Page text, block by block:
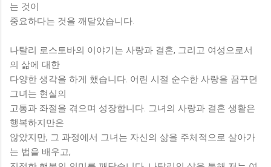
는 것이
중요하다는 것을 깨달았습니다.
나탈리 로스토바의 이야기는 사랑과 결혼, 그리고 여성으로서
의 삶에 대한
다양한 생각을 하게 했습니다. 어린 시절 순수한 사랑을 꿈꾸던
그녀는 현실의
고통과 좌절을 겪으며 성장합니다. 그녀의 사랑과 결혼 생활은
행복하지만은
않았지만, 그 과정에서 그녀는 자신의 삶을 주체적으로 살아가
는 법을 배우고,